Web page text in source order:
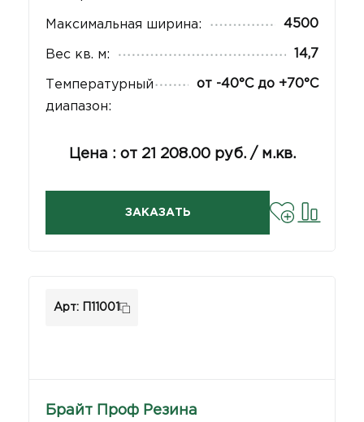
Максимальная ширина: 4500
Вес кв. м: 14,7
Температурный
диапазон:
от -40°С до +70°С
Цена : от 21 208.00 руб. / м.кв.
ЗАКАЗАТЬ
Арт: П11001
Брайт Проф Резина